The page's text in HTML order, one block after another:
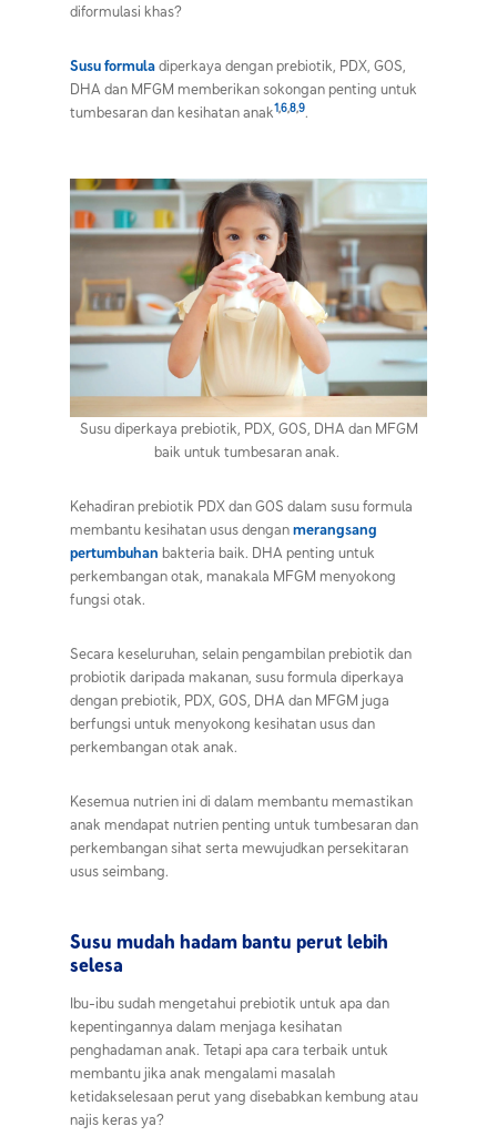
diformulasi khas?
Susu formuladiperkaya dengan prebiotik, PDX, GOS,
DHA dan MFGM memberikan sokongan penting untuk
tumbesaran dan kesihatan anak1,6,8,9.
Susu diperkaya prebiotik, PDX, GOS, DHA dan MFGM
baik untuk tumbesaran anak.
Kehadiran prebiotik PDXdan GOS dalam susu formula
membantu kesihatan usus denganmerangsang
pertumbuhan bakteria baik. DHA penting untuk
perkembangan otak, manakala MFGM menyokong
fungsi otak.
Secara keseluruhan, selain pengambilanprebiotik dan
probiotik daripada makanan, susu formula diperkaya
dengan prebiotik, PDX, GOS, DHA dan MFGM juga
berfungsi untuk menyokong kesihatan usus dan
perkembangan otak anak.
Kesemua nutrien ini di dalam membantu memastikan
anak mendapat nutrien penting untuk tumbesaran dan
perkembangan sihat serta mewujudkan persekitaran
usus seimbang.
Susu mudah hadam bantu perut lebih
selesa
Ibu-ibu sudah mengetahui prebiotik untuk apa dan
kepentingannya dalam menjaga kesihatan
penghadaman anak. Tetapi apa cara terbaik untuk
membantu jika anak mengalami masalah
ketidakselesaan perut yang disebabkan kembung atau
najis keras ya?